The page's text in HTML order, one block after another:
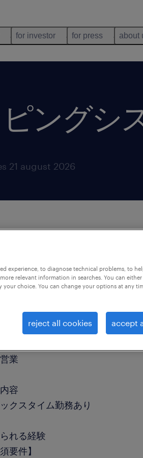
for investor for press about
ングシ
21 august 2026
非公開
業
容
クスタイム勤務あり
れる経験
要件】
experience, to diagnose technical problems, to
relevant information in searches. You can
choice. You can change your options at any
reject all cookies accept